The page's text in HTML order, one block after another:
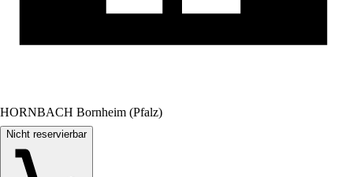
HORNBACH Bornheim (Pfalz)
Nicht reservierbar